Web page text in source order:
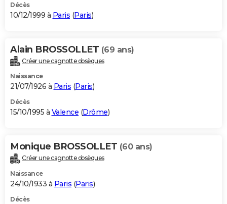
Décès
10/12/1999 à Paris (Paris)
Alain BROSSOLLET (69 ans)
Créer une cagnotte obsèques
Naissance
21/07/1926 à Paris (Paris)
Décès
15/10/1995 à Valence (Drôme)
Monique BROSSOLLET (60 ans)
Créer une cagnotte obsèques
Naissance
24/10/1933 à Paris (Paris)
Décès